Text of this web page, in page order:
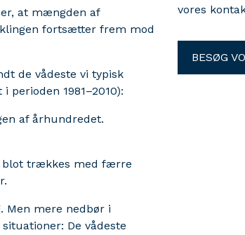
at mængden af
fortsætter frem mod
de vådeste vi typisk
1981–2010):
af århundredet.
blot trækkes med færre
Men mere nedbør i
De vådeste
vores
BESØG